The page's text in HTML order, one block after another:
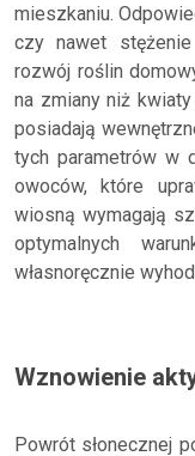
mieszkaniu.
czy nawet
rozwój roślin
na zmiany niż
posiadają
tych parametrów w
owoców, które
wiosną wymagają
optymalnych
własnoręcznie
Wznowienie
Powrót słonecznej